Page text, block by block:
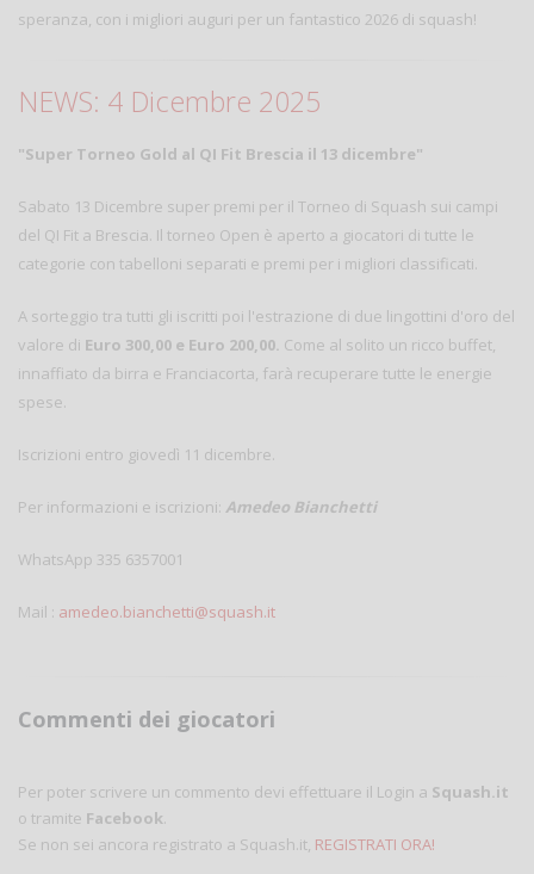
speranza, con i migliori auguri per un fantastico 2026 di squash!
NEWS: 4 Dicembre 2025
"Super Torneo Gold al QI Fit Brescia il 13 dicembre"
Sabato 13 Dicembre super premi per il Torneo di Squash sui campi
del QI Fit a Brescia. Il torneo Open è aperto a giocatori di tutte le
categorie con tabelloni separati e premi per i migliori classificati.
A sorteggio tra tutti gli iscritti poi l'estrazione di due lingottini d'oro del
valore di Euro 300,00 e Euro 200,00. Come al solito un ricco buffet,
innaffiato da birra e Franciacorta, farà recuperare tutte le energie
spese.
Iscrizioni entro giovedì 11 dicembre.
Per informazioni e iscrizioni: Amedeo Bianchetti
WhatsApp 335 6357001
Mail : amedeo.bianchetti@squash.it
Commenti dei giocatori
Per poter scrivere un commento devi effettuare il Login a Squash.it
o tramite Facebook.
Se non sei ancora registrato a Squash.it, REGISTRATI ORA!